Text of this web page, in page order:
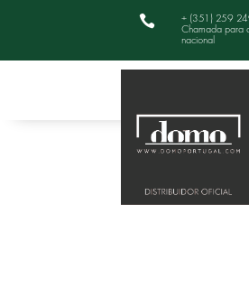
 + (351) 259
Chamada para
nacional